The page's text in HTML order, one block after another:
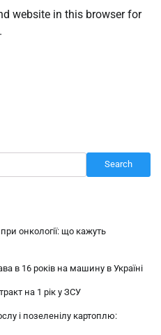
website in this browser for
Search
онкології: що кажуть
в 16 років на машину в Україні
на 1 рік у ЗСУ
і позеленілу картоплю: